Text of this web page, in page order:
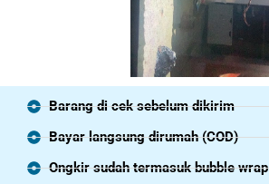
Barang di cek sebelum dikirim
Bayar langsung dirumah (COD)
Ongkir sudah termasuk bubble wrap